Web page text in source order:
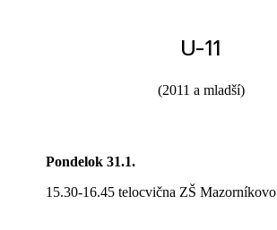
U-11
(2011 a mladší)
Pondelok 31.1.
15.30-16.45 telocvična ZŠ Mazorníkovo